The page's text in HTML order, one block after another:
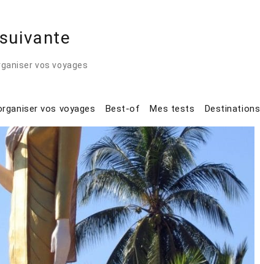
vos voyages
vos voyages Best-of Mes tests Destinations
vos voyages